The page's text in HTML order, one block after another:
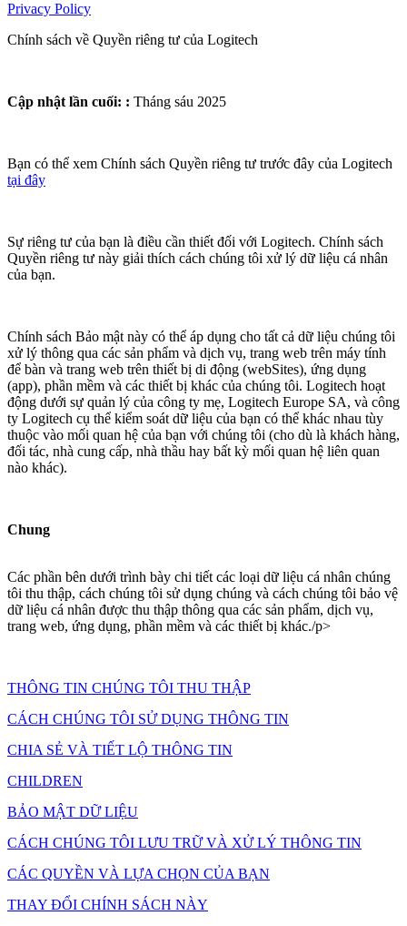
Privacy Policy
Chính sách về Quyền riêng tư của Logitech
Cập nhật lần cuối: : Tháng sáu 2025
Bạn có thể xem Chính sách Quyền riêng tư trước đây của Logitech
tại đây
Sự riêng tư của bạn là điều cần thiết đối với Logitech. Chính sách
Quyền riêng tư này giải thích cách chúng tôi xử lý dữ liệu cá nhân
của bạn.
Chính sách Bảo mật này có thể áp dụng cho tất cả dữ liệu chúng tôi
xử lý thông qua các sản phẩm và dịch vụ, trang web trên máy tính
để bàn và trang web trên thiết bị di động (webSites), ứng dụng
(app), phần mềm và các thiết bị khác của chúng tôi. Logitech hoạt
động dưới sự quản lý của công ty mẹ, Logitech Europe SA, và công
ty Logitech cụ thể kiểm soát dữ liệu của bạn có thể khác nhau tùy
thuộc vào mối quan hệ của bạn với chúng tôi (cho dù là khách hàng,
đối tác, nhà cung cấp, nhà thầu hay bất kỳ mối quan hệ liên quan
nào khác).
Chung
Các phần bên dưới trình bày chi tiết các loại dữ liệu cá nhân chúng
tôi thu thập, cách chúng tôi sử dụng chúng và cách chúng tôi bảo vệ
dữ liệu cá nhân được thu thập thông qua các sản phẩm, dịch vụ,
trang web, ứng dụng, phần mềm và các thiết bị khác./p>
THÔNG TIN CHÚNG TÔI THU THẬP
CÁCH CHÚNG TÔI SỬ DỤNG THÔNG TIN
CHIA SẺ VÀ TIẾT LỘ THÔNG TIN
CHILDREN
BẢO MẬT DỮ LIỆU
CÁCH CHÚNG TÔI LƯU TRỮ VÀ XỬ LÝ THÔNG TIN
CÁC QUYỀN VÀ LỰA CHỌN CỦA BẠN
THAY ĐỔI CHÍNH SÁCH NÀY